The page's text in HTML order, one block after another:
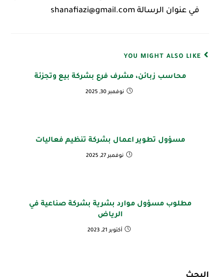
في عنوان الرسالة shanafiazi@gmail.com
YOU MIGHT ALSO LIKE
محاسب زبائن، مشرف فرع بشركة بيع وتجزئة
نوفمبر 30, 2025
مسؤول تطوير اعمال بشركة تنظيم فعاليات
نوفمبر 27, 2025
مطلوب مسؤول موارد بشرية بشركة صناعية في
الرياض
أكتوبر 21, 2023